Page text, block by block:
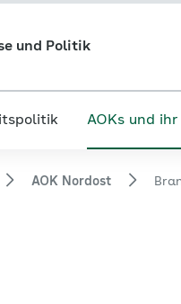
und Politik
AOKs und ihr
AOK Nordost